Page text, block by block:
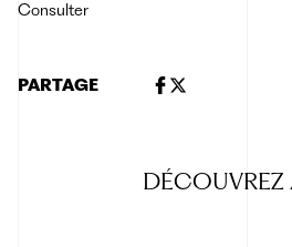
Consulter
PARTAGE
DÉCOUVREZ